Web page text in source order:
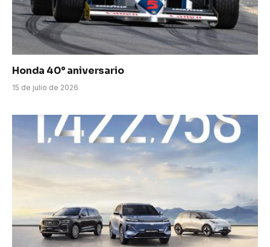
Honda 40° aniversario
15 de julio de 2026